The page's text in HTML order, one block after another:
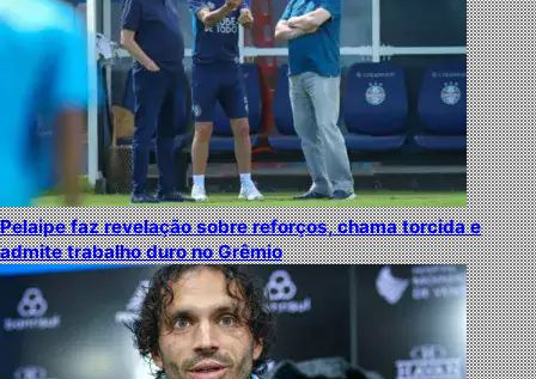
Pelaipe faz revelação sobre reforços, chama torcida e
admite trabalho duro no Grêmio